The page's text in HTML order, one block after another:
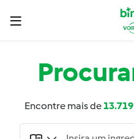
Encontre mais de13.719